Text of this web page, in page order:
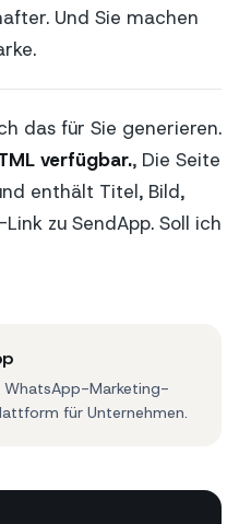
Und Sie machen
das für Sie generieren.
verfügbar., Die Seite
enthält Titel, Bild,
zu SendApp. Soll ich
WhatsApp-Marketing-
für Unternehmen.